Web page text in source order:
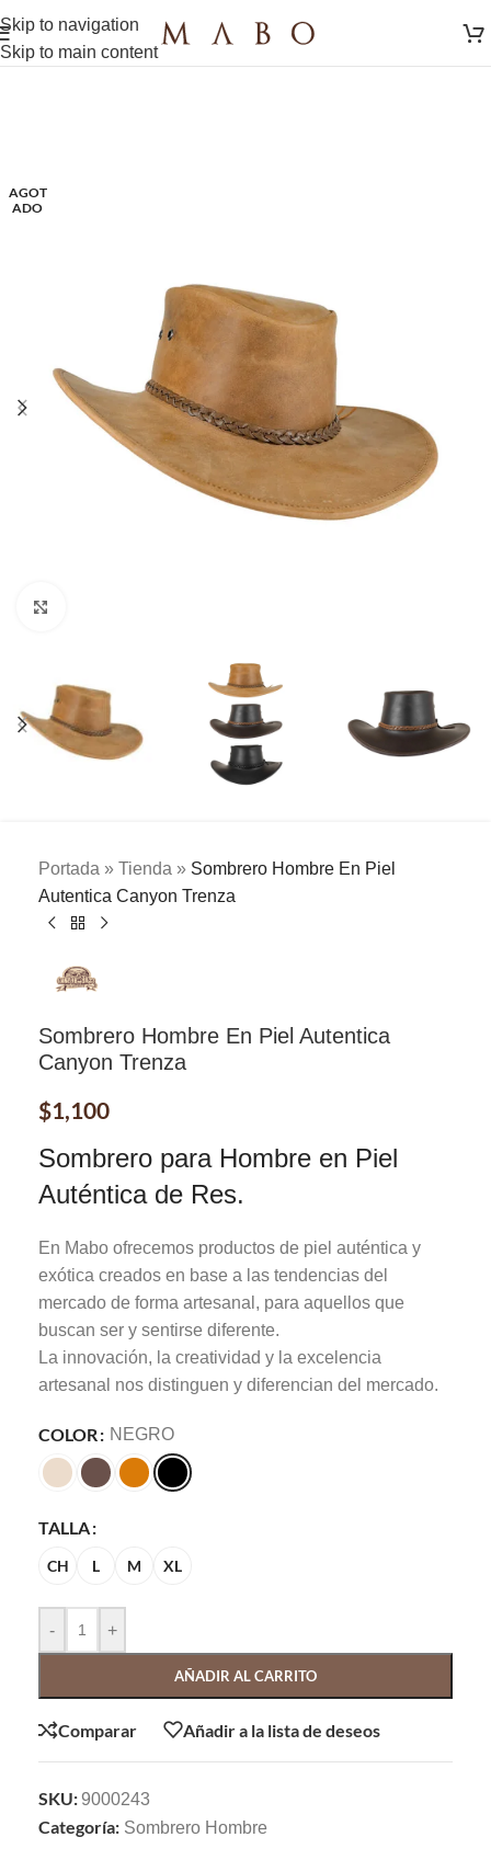
Skip to navigation
Skip to main content
AGOT
ADO
Portada » Tienda » Sombrero Hombre En Piel
Autentica Canyon Trenza
Sombrero Hombre En Piel Autentica
Canyon Trenza
$1,100
Sombrero para Hombre en Piel
Auténtica de Res.
En Mabo ofrecemos productos de piel auténtica y
exótica creados en base a las tendencias del
mercado de forma artesanal, para aquellos que
buscan ser y sentirse diferente.
La innovación, la creatividad y la excelencia
artesanal nos distinguen y diferencian del mercado.
COLOR NEGRO
TALLA
CH L M XL
- +
AÑADIR AL CARRITO
Comparar Añadir a la lista de deseos
SKU:9000243
Categoría: Sombrero Hombre